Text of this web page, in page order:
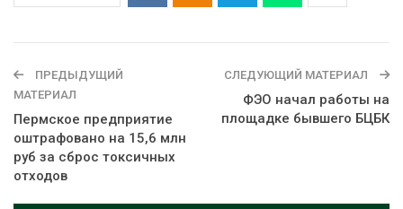
ПРЕДЫДУЩИЙ
МАТЕРИАЛ
Пермское предприятие
оштрафовано на 15,6 млн
руб за сброс токсичных
отходов
СЛЕДУЮЩИЙ МАТЕРИАЛ
ФЭО начал работы на
площадке бывшего БЦБК